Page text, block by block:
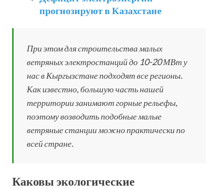
прогнозируют в Казахстане
При этом для строительства малых
ветряных электростанций до 10-20 МВт у
нас в Кыргызстане подходят все регионы.
Как известно, большую часть нашей
территории занимают горные рельефы,
поэтому возводить подобные малые
ветряные станции можно практически по
всей стране.
Каковы экологические